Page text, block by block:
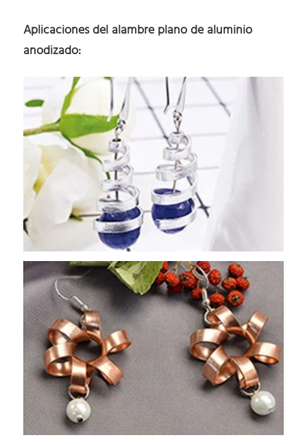
Aplicaciones del alambre plano de aluminio
anodizado: